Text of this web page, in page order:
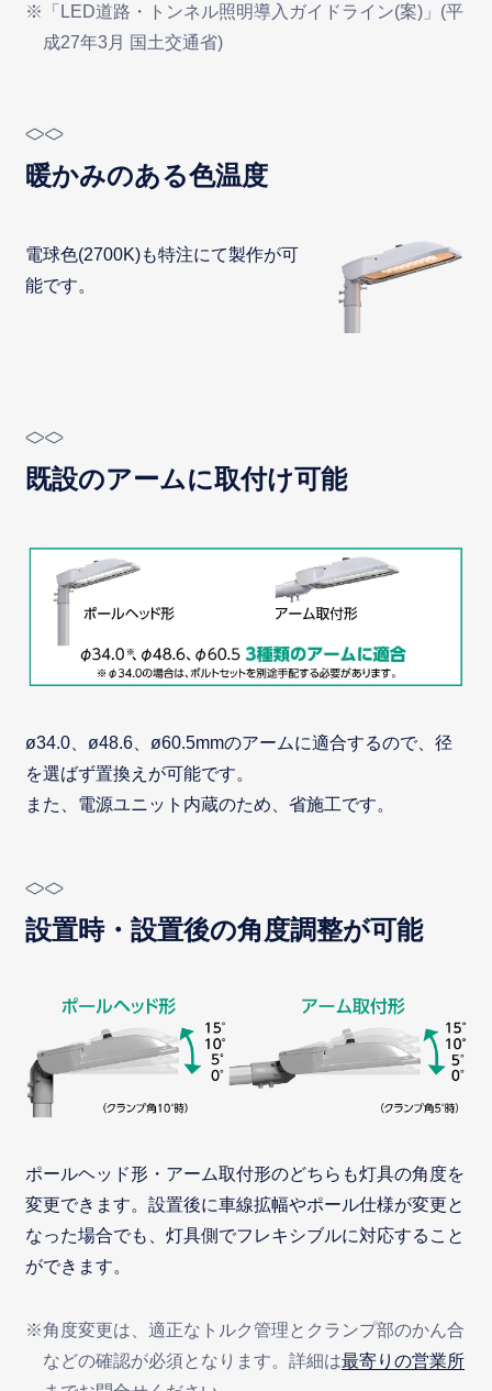
※「LED道路・トンネル照明導入ガイドライン(案)」(平
成27年3月 国土交通省)
暖かみのある色温度
電球色(2700K)も特注にて製作が可
能です。
既設のアームに取付け可能
ø34.0、ø48.6、ø60.5mmのアームに適合するので、径
を選ばず置換えが可能です。
また、電源ユニット内蔵のため、省施工です。
設置時・設置後の角度調整が可能
ポールヘッド形・アーム取付形のどちらも灯具の角度を
変更できます。設置後に車線拡幅やポール仕様が変更と
なった場合でも、灯具側でフレキシブルに対応すること
ができます。
※角度変更は、適正なトルク管理とクランプ部のかん合
などの確認が必須となります。詳細は最寄りの営業所